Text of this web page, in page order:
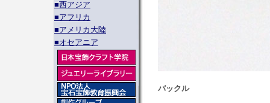
バックル
■西アジア
■アフリカ
■アメリカ大陸
■オセアニア